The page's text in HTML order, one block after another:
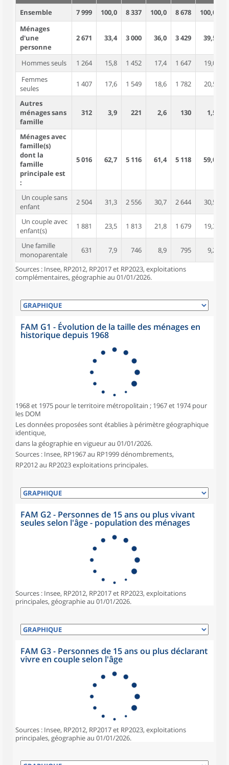
Ensemble
7 999 100,0 8 337 100,0 8 678 100,0
Ménages
d'une
personne
2 671 33,4 3 000 36,0 3 429 39,5
Hommes seuls 1 264 15,8 1 452 17,4 1 647 19,0
Femmes
seules
1 407 17,6 1 549 18,6 1 782 20,5
Autres
ménages sans
famille
312 3,9 221 2,6 130 1,5
Ménages avec
famille(s)
dont la
famille
principale est
:
5 016 62,7 5 116 61,4 5 118 59,0
Un couple sans
enfant
2 504 31,3 2 556 30,7 2 644 30,5
Un couple avec
enfant(s)
1 881 23,5 1 813 21,8 1 679 19,3
Une famille
monoparentale
631 7,9 746 8,9 795 9,2
Sources : Insee, RP2012, RP2017 et RP2023, exploitations
complémentaires, géographie au 01/01/2026.
FAM G1 - Évolution de la taille des ménages en
historique depuis 1968
1968 et 1975 pour le territoire métropolitain ; 1967 et 1974 pour
les DOM
Les données proposées sont établies à périmètre géographique
identique,
dans la géographie en vigueur au 01/01/2026.
Sources : Insee, RP1967 au RP1999 dénombrements,
RP2012 au RP2023 exploitations principales.
FAM G2 - Personnes de 15 ans ou plus vivant
seules selon l'âge - population des ménages
Sources : Insee, RP2012, RP2017 et RP2023, exploitations
principales, géographie au 01/01/2026.
FAM G3 - Personnes de 15 ans ou plus déclarant
vivre en couple selon l'âge
Sources : Insee, RP2012, RP2017 et RP2023, exploitations
principales, géographie au 01/01/2026.